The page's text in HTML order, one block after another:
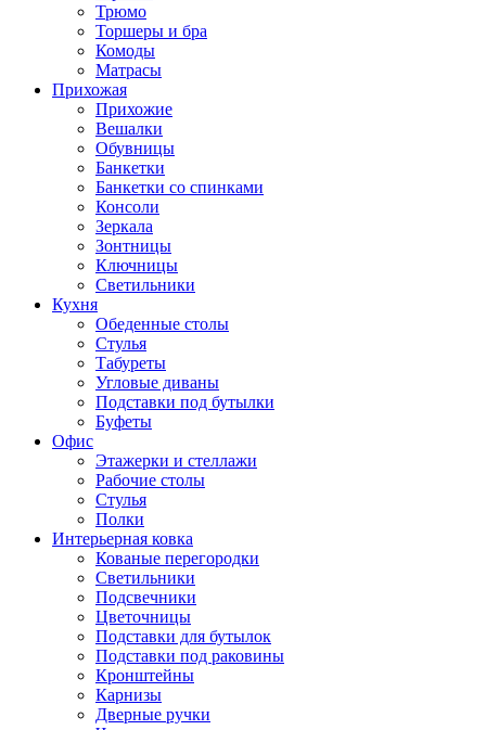
Трюмо
Торшеры и бра
Комоды
Матрасы
Прихожая
Прихожие
Вешалки
Обувницы
Банкетки
Банкетки со спинками
Консоли
Зеркала
Зонтницы
Ключницы
Светильники
Кухня
Обеденные столы
Стулья
Табуреты
Угловые диваны
Подставки под бутылки
Буфеты
Офис
Этажерки и стеллажи
Рабочие столы
Стулья
Полки
Интерьерная ковка
Кованые перегородки
Светильники
Подсвечники
Цветочницы
Подставки для бутылок
Подставки под раковины
Кронштейны
Карнизы
Дверные ручки